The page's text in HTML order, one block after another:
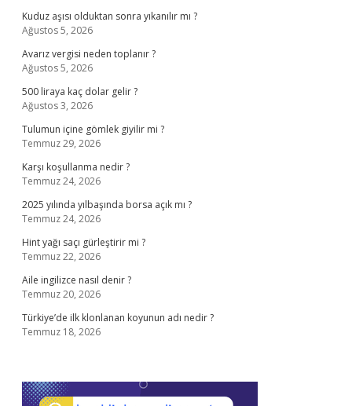
Kuduz aşısı olduktan sonra yıkanılır mı ?
Ağustos 5, 2026
Avarız vergisi neden toplanır ?
Ağustos 5, 2026
500 liraya kaç dolar gelir ?
Ağustos 3, 2026
Tulumun içine gömlek giyilir mi ?
Temmuz 29, 2026
Karşı koşullanma nedir ?
Temmuz 24, 2026
2025 yılında yılbaşında borsa açık mı ?
Temmuz 24, 2026
Hint yağı saçı gürleştirir mi ?
Temmuz 22, 2026
Aile ingilizce nasıl denir ?
Temmuz 20, 2026
Türkiye’de ilk klonlanan koyunun adı nedir ?
Temmuz 18, 2026